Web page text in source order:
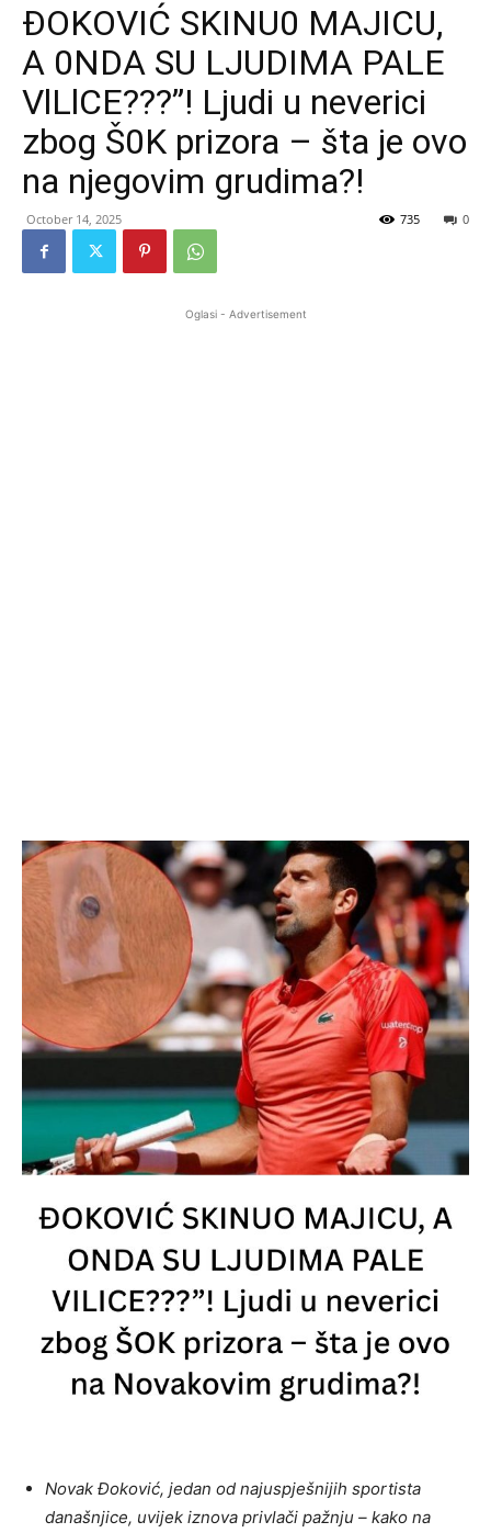
ĐOKOVIĆ SKINU0 MAJICU,
A 0NDA SU LJUDIMA PALE
VlLlCE???”! Ljudi u neverici
zbog Š0K prizora – šta je ovo
na njegovim grudima?!
October 14, 2025 0
735
Oglasi - Advertisement
Novak Đoković, jedan od najuspješnijih sportista
današnjice, uvijek iznova privlači pažnju – kako na